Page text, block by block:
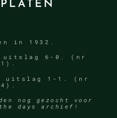
in 1932.
uitslag 6-0. (nr
uitslag 1-1. (nr
nog gezocht voor
days archief!